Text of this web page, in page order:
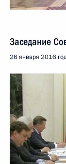
Заседание
26 января 2016